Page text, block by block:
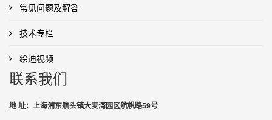
常见问题及解答
技术专栏
绘迪视频
联系我们
地 址：上海浦东航头镇大麦湾园区航帆路59号